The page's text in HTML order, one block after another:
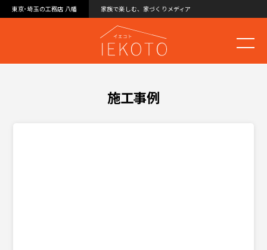
東京･埼玉の工務店 八幡 家族で楽しむ、家づくりメディア
施工事例